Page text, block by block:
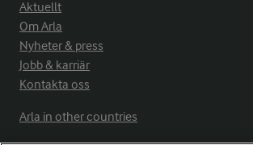
Aktuellt
Om Arla
Nyheter & press
Jobb & karriär
Kontakta oss
Arla in other countries